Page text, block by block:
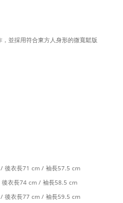
並採用符合東方人身形的微寬鬆版
後衣長71 cm / 袖長57.5 cm
衣長74 cm / 袖長58.5 cm
後衣長77 cm / 袖長59.5 cm